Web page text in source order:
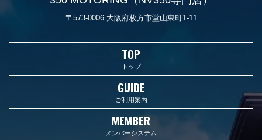
〒573-0006 大阪府枚方市堂山東町1-11
TOP
トップ
GUIDE
ご利用案内
MEMBER
メンバーシステム